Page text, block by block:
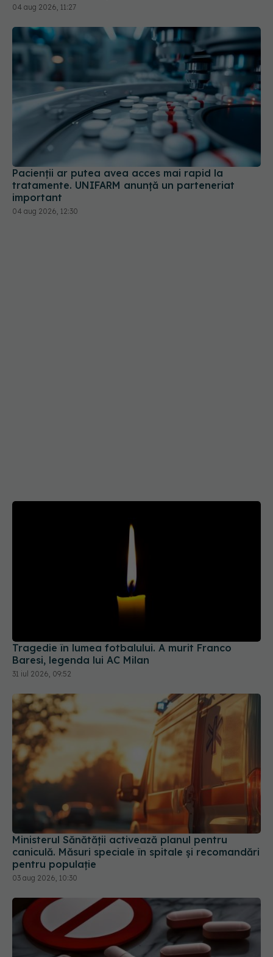
04 aug 2026, 11:27
Pacienții ar putea avea acces mai rapid la
tratamente. UNIFARM anunță un parteneriat
important
04 aug 2026, 12:30
Tragedie în lumea fotbalului. A murit Franco
Baresi, legenda lui AC Milan
31 iul 2026, 09:52
Ministerul Sănătății activează planul pentru
caniculă. Măsuri speciale în spitale și recomandări
pentru populație
03 aug 2026, 10:30